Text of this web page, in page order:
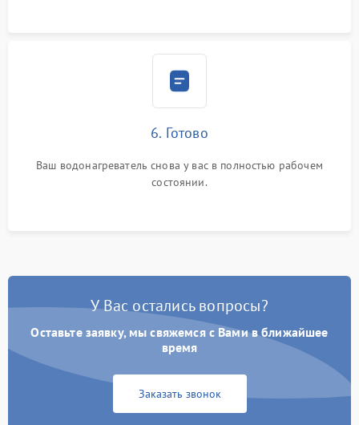
6. Готово
Ваш водонагреватель снова у вас в полностью рабочем
состоянии.
У Вас остались вопросы?
Оставьте заявку, мы свяжемся с Вами в ближайшее
время
Заказать звонок